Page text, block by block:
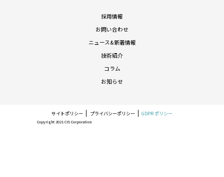
採用情報
お問い合わせ
ニュース&新着情報
技術紹介
コラム
お知らせ
Copyright 2021 CIS Corporation
サイトポリシー プライバシーポリシー GDPR ポリシー